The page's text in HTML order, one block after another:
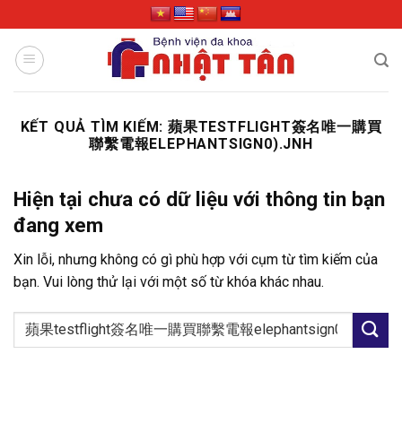
to
content
KẾT QUẢ TÌM KIẾM: 蘋果TESTFLIGHT簽名唯一購買
聯繫電報ELEPHANTSIGN0).JNH
Hiện tại chưa có dữ liệu với thông tin bạn
đang xem
Xin lỗi, nhưng không có gì phù hợp với cụm từ tìm kiếm của
bạn. Vui lòng thử lại với một số từ khóa khác nhau.